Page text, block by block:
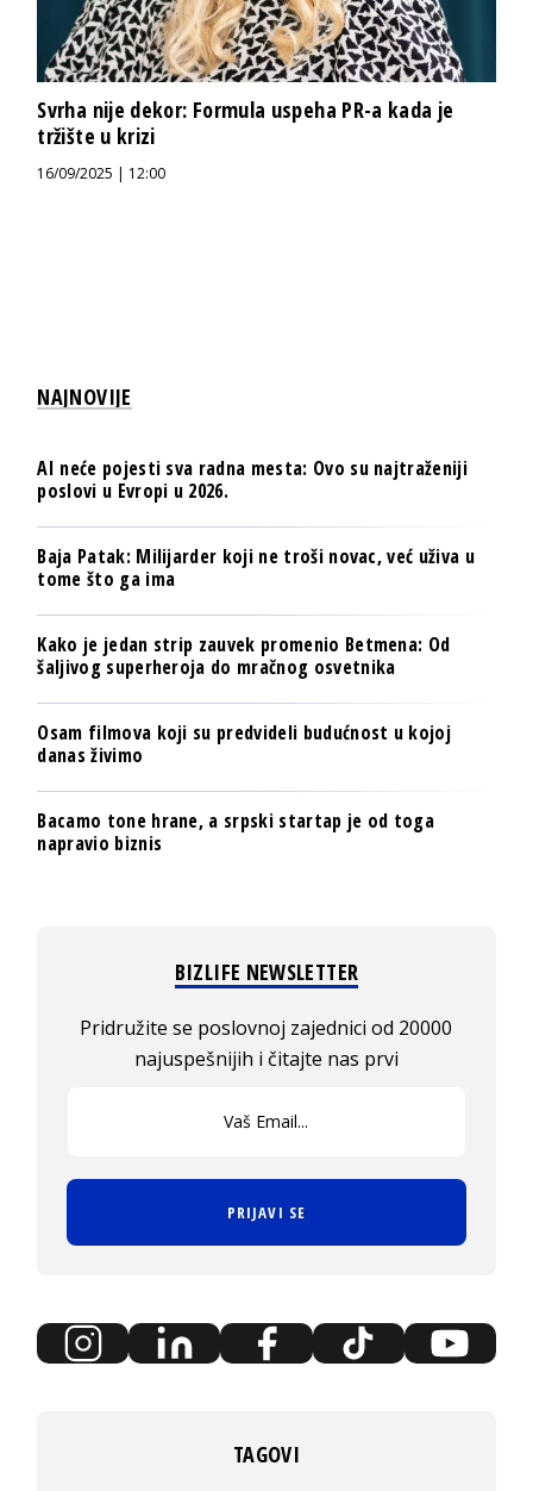
Svrha nije dekor: Formula uspeha PR-a kada je
tržište u krizi
16/09/2025 | 12:00
NAJNOVIJE
AI neće pojesti sva radna mesta: Ovo su najtraženiji
poslovi u Evropi u 2026.
Baja Patak: Milijarder koji ne troši novac, već uživa u
tome što ga ima
Kako je jedan strip zauvek promenio Betmena: Od
šaljivog superheroja do mračnog osvetnika
Osam filmova koji su predvideli budućnost u kojoj
danas živimo
Bacamo tone hrane, a srpski startap je od toga
napravio biznis
BIZLIFE NEWSLETTER
Pridružite se poslovnoj zajednici od 20000
najuspešnijih i čitajte nas prvi
PRIJAVI SE
TAGOVI